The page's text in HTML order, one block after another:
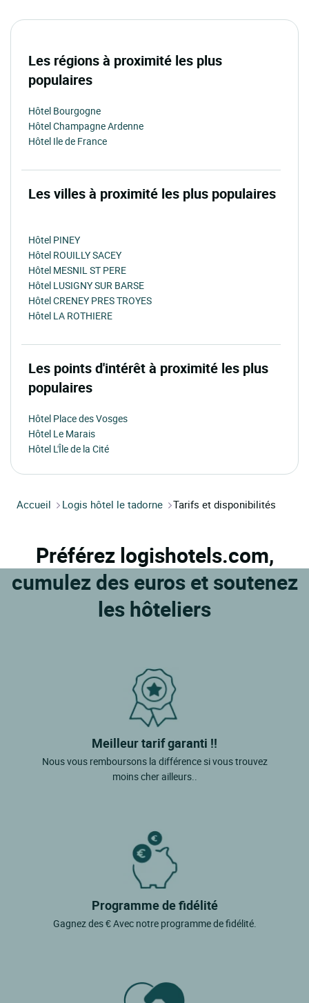
Les régions à proximité les plus
populaires
Hôtel Bourgogne
Hôtel Champagne Ardenne
Hôtel Ile de France
Les villes à proximité les plus populaires
Hôtel PINEY
Hôtel ROUILLY SACEY
Hôtel MESNIL ST PERE
Hôtel LUSIGNY SUR BARSE
Hôtel CRENEY PRES TROYES
Hôtel LA ROTHIERE
Les points d'intérêt à proximité les plus
populaires
Hôtel Place des Vosges
Hôtel Le Marais
Hôtel L'Île de la Cité
Accueil Logis hôtel le tadorne Tarifs et disponibilités
Préférez logishotels.com,
cumulez des euros et soutenez
les hôteliers
Meilleur tarif garanti !!
Nous vous remboursons la différence si vous trouvez
moins cher ailleurs..
Programme de fidélité
Gagnez des € Avec notre programme de fidélité.